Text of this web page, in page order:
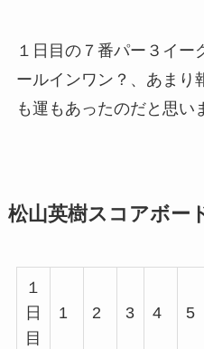
１日目の７番パー３イー
ールインワン？ 、あまり
も運もあったのだと思い
松山英樹スコアボー
１
日
目
1 2 3 4 5